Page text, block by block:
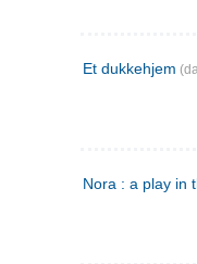
Et dukkehjem
Nora : a play in